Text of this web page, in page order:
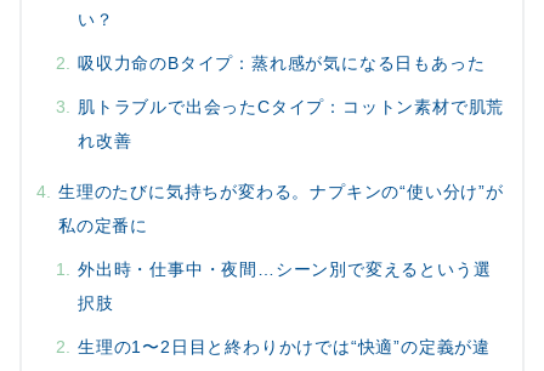
い？
吸収力命のBタイプ：蒸れ感が気になる日もあった
肌トラブルで出会ったCタイプ：コットン素材で肌荒
れ改善
生理のたびに気持ちが変わる。ナプキンの“使い分け”が
私の定番に
外出時・仕事中・夜間…シーン別で変えるという選
択肢
生理の1〜2日目と終わりかけでは“快適”の定義が違